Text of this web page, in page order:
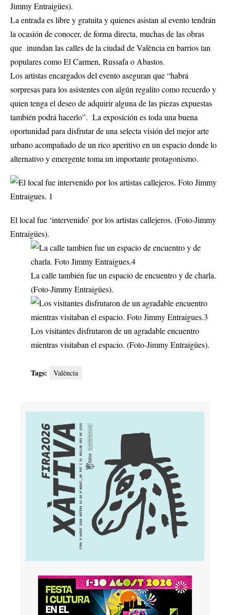
Jimmy Entraigües).
La entrada es libre y gratuita y quienes asistan al evento tendrán
la ocasión de conocer, de forma directa, muchas de las obras
que inundan las calles de la ciudad de València en barrios tan
populares como El Carmen, Russafa o Abastos.
Los artistas encargados del evento aseguran que “habrá
sorpresas para los asistentes con algún regalito como recuerdo y
quien tenga el deseo de adquirir alguna de las piezas expuestas
también podrá hacerlo”. La exposición es toda una buena
oportunidad para disfrutar de una selecta visión del mejor arte
urbano acompañado de un rico aperitivo en un espacio donde lo
alternativo y emergente toma un importante protagonismo.
El local fue ‘intervenido’ por los artistas callejeros. (Foto-Jimmy
Entraigües).
La calle también fue un espacio de encuentro y de charla.
(Foto-Jimmy Entraigües).
Los visitantes disfrutaron de un agradable encuentro
mientras visitaban el espacio. (Foto-Jimmy Entraigües).
Tags: València